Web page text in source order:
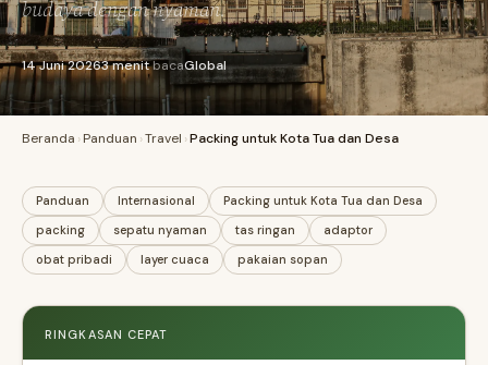
budaya dengan nyaman.
14 Juni 20263 menitbacaGlobal
Beranda ›Panduan ›Travel ›Packing untuk Kota Tua dan Desa
Panduan Internasional
Packing untuk Kota Tua dan Desa
packing
sepatu nyaman tas ringan
adaptor
obat pribadi
layer cuaca pakaian sopan
RINGKASAN CEPAT